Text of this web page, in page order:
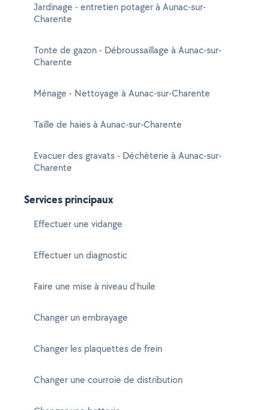
Jardinage - entretien potager à Aunac-sur-
Charente
Tonte de gazon - Débroussaillage à Aunac-sur-
Charente
Ménage - Nettoyage à Aunac-sur-Charente
Taille de haies à Aunac-sur-Charente
Evacuer des gravats - Déchèterie à Aunac-sur-
Charente
Services principaux
Effectuer une vidange
Effectuer un diagnostic
Faire une mise à niveau d'huile
Changer un embrayage
Changer les plaquettes de frein
Changer une courroie de distribution